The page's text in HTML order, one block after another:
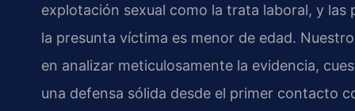
explotación sexual como la trata laboral, y
la presunta víctima es menor de edad.
en analizar meticulosamente la evidencia,
una defensa sólida desde el primer contacto